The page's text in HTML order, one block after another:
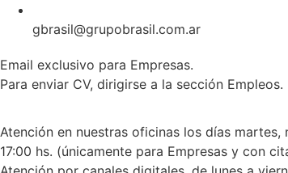
gbrasil@grupobrasil.com.ar
Email exclusivo para Empresas.
Para enviar CV, dirigirse a la sección Empleos.
Atención en nuestras oficinas los días martes,
17:00 hs. (únicamente para Empresas y con